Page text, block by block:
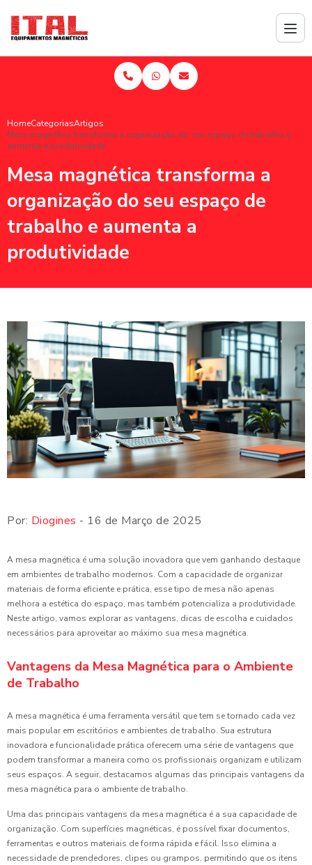
HomeCategoriasArtigos
Mesa magnética transforma a organização do seu espaço de trabalho e
aumenta a produtividade
Mesa magnética transforma a
organização do seu espaço de
trabalho e aumenta a
produtividade
Por: Diogines - 16 de Março de 2025
A mesa magnética é uma solução inovadora que vem ganhando destaque
em ambientes de trabalho modernos. Com a capacidade de organizar
materiais de forma eficiente e prática, esse tipo de mesa não apenas
melhora a estética do espaço, mas também potencializa a produtividade.
Neste artigo, vamos explorar as vantagens, dicas de escolha e cuidados
necessários para aproveitar ao máximo sua mesa magnética.
Vantagens da Mesa Magnética para o Ambiente
de Trabalho
A mesa magnética é uma ferramenta versátil que tem se tornado cada vez
mais popular em escritórios e ambientes de trabalho. Sua estrutura
inovadora e funcionalidade prática oferecem uma série de vantagens que
podem transformar a maneira como os profissionais organizam e utilizam
seus espaços. A seguir, destacamos algumas das principais vantagens da
mesa magnética para o ambiente de trabalho.
Uma das principais vantagens da mesa magnética é a sua capacidade de
organização. Com superfícies magnéticas, é possível fixar documentos,
ferramentas e outros materiais de forma rápida e fácil. Isso elimina a
necessidade de prendedores, clipes ou grampos, permitindo que os itens